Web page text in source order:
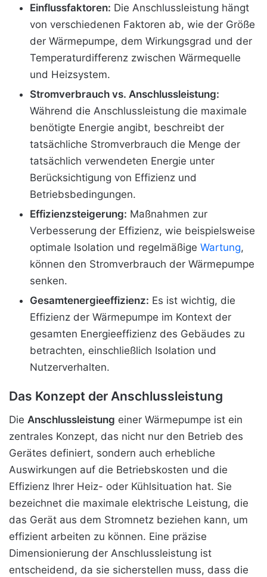
Einflussfaktoren: Die Anschlussleistung hängt
von verschiedenen Faktoren ab, wie der Größe
der Wärmepumpe, dem Wirkungsgrad und der
Temperaturdifferenz zwischen Wärmequelle
und Heizsystem.
Stromverbrauch vs. Anschlussleistung:
Während die Anschlussleistung die maximale
benötigte Energie angibt, beschreibt der
tatsächliche Stromverbrauch die Menge der
tatsächlich verwendeten Energie unter
Berücksichtigung von Effizienz und
Betriebsbedingungen.
Effizienzsteigerung: Maßnahmen zur
Verbesserung der Effizienz, wie beispielsweise
optimale Isolation und regelmäßige Wartung,
können den Stromverbrauch der Wärmepumpe
senken.
Gesamtenergieeffizienz: Es ist wichtig, die
Effizienz der Wärmepumpe im Kontext der
gesamten Energieeffizienz des Gebäudes zu
betrachten, einschließlich Isolation und
Nutzerverhalten.
Das Konzept der Anschlussleistung
Die Anschlussleistung einer Wärmepumpe ist ein
zentrales Konzept, das nicht nur den Betrieb des
Gerätes definiert, sondern auch erhebliche
Auswirkungen auf die Betriebskosten und die
Effizienz Ihrer Heiz- oder Kühlsituation hat. Sie
bezeichnet die maximale elektrische Leistung, die
das Gerät aus dem Stromnetz beziehen kann, um
effizient arbeiten zu können. Eine präzise
Dimensionierung der Anschlussleistung ist
entscheidend, da sie sicherstellen muss, dass die